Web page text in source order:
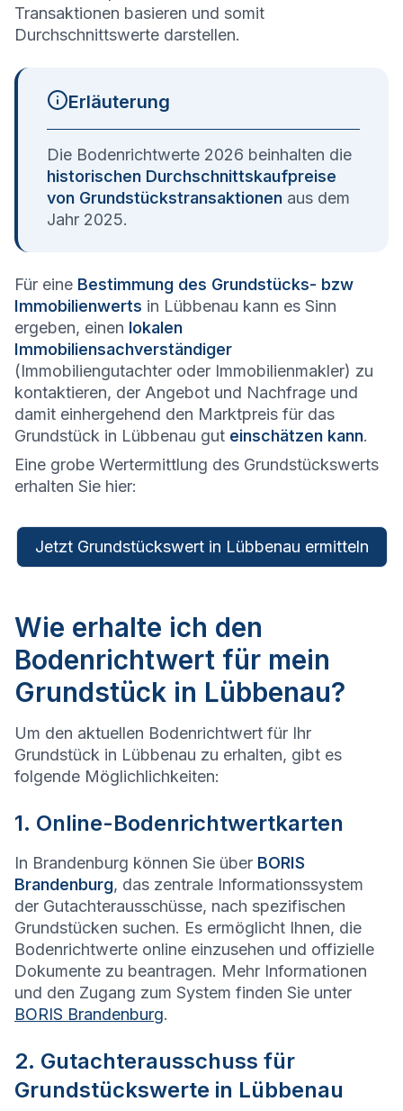
Transaktionen basieren und somit
Durchschnittswerte darstellen.
Erläuterung
Die Bodenrichtwerte 2026 beinhalten die
historischen Durchschnittskaufpreise
von Grundstückstransaktionen aus dem
Jahr 2025.
Für eine Bestimmung des Grundstücks- bzw
Immobilienwerts in Lübbenau kann es Sinn
ergeben, einen lokalen
Immobiliensachverständiger
(Immobiliengutachter oder Immobilienmakler) zu
kontaktieren, der Angebot und Nachfrage und
damit einhergehend den Marktpreis für das
Grundstück in Lübbenau gut einschätzen kann.
Eine grobe Wertermittlung des Grundstückswerts
erhalten Sie hier:
Jetzt Grundstückswert in Lübbenau ermitteln
Wie erhalte ich den
Bodenrichtwert für mein
Grundstück in Lübbenau?
Um den aktuellen Bodenrichtwert für Ihr
Grundstück in Lübbenau zu erhalten, gibt es
folgende Möglichlichkeiten:
1. Online-Bodenrichtwertkarten
In Brandenburg können Sie über BORIS
Brandenburg, das zentrale Informationssystem
der Gutachterausschüsse, nach spezifischen
Grundstücken suchen. Es ermöglicht Ihnen, die
Bodenrichtwerte online einzusehen und offizielle
Dokumente zu beantragen. Mehr Informationen
und den Zugang zum System finden Sie unter
BORIS Brandenburg.
2. Gutachterausschuss für
Grundstückswerte in Lübbenau